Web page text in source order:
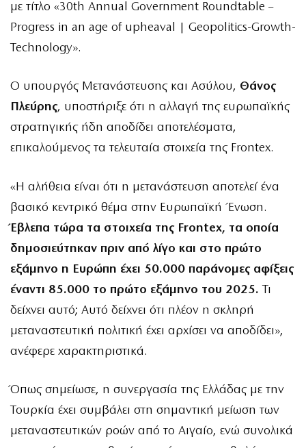
με τίτλο «30th Annual Government Roundtable –
Progress in an age of upheaval | Geopolitics-Growth-
Technology».
Ο υπουργός Μετανάστευσης και Ασύλου, Θάνος
Πλεύρης, υποστήριξε ότι η αλλαγή της ευρωπαϊκής
στρατηγικής ήδη αποδίδει αποτελέσματα,
επικαλούμενος τα τελευταία στοιχεία της Frontex.
«Η αλήθεια είναι ότι η μετανάστευση αποτελεί ένα
βασικό κεντρικό θέμα στην Ευρωπαϊκή Ένωση.
Έβλεπα τώρα τα στοιχεία της Frontex, τα οποία
δημοσιεύτηκαν πριν από λίγο και στο πρώτο
εξάμηνο η Ευρώπη έχει 50.000 παράνομες αφίξεις
έναντι 85.000 το πρώτο εξάμηνο του 2025.Τι
δείχνει αυτό; Αυτό δείχνει ότι πλέον η σκληρή
μεταναστευτική πολιτική έχει αρχίσει να αποδίδει»,
ανέφερε χαρακτηριστικά.
Όπως σημείωσε, η συνεργασία της Ελλάδας με την
Τουρκία έχει συμβάλει στη σημαντική μείωση των
μεταναστευτικών ροών από το Αιγαίο, ενώ συνολικά